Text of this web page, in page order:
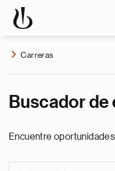
Carreras
Buscador de
Encuentre